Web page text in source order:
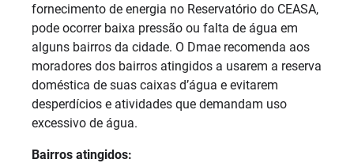
fornecimento de energia no Reservatório do CEASA,
pode ocorrer baixa pressão ou falta de água em
alguns bairros da cidade. O Dmae recomenda aos
moradores dos bairros atingidos a usarem a reserva
doméstica de suas caixas d’água e evitarem
desperdícios e atividades que demandam uso
excessivo de água.
Bairros atingidos: